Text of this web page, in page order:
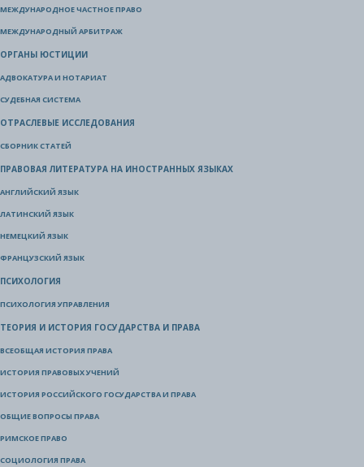
МЕЖДУНАРОДНОЕ ЧАСТНОЕ ПРАВО
МЕЖДУНАРОДНЫЙ АРБИТРАЖ
ОРГАНЫ ЮСТИЦИИ
АДВОКАТУРА И НОТАРИАТ
СУДЕБНАЯ СИСТЕМА
ОТРАСЛЕВЫЕ ИССЛЕДОВАНИЯ
СБОРНИК СТАТЕЙ
ПРАВОВАЯ ЛИТЕРАТУРА НА ИНОСТРАННЫХ ЯЗЫКАХ
АНГЛИЙСКИЙ ЯЗЫК
ЛАТИНСКИЙ ЯЗЫК
НЕМЕЦКИЙ ЯЗЫК
ФРАНЦУЗСКИЙ ЯЗЫК
ПСИХОЛОГИЯ
ПСИХОЛОГИЯ УПРАВЛЕНИЯ
ТЕОРИЯ И ИСТОРИЯ ГОСУДАРСТВА И ПРАВА
ВСЕОБЩАЯ ИСТОРИЯ ПРАВА
ИСТОРИЯ ПРАВОВЫХ УЧЕНИЙ
ИСТОРИЯ РОССИЙСКОГО ГОСУДАРСТВА И ПРАВА
ОБЩИЕ ВОПРОСЫ ПРАВА
РИМСКОЕ ПРАВО
СОЦИОЛОГИЯ ПРАВА